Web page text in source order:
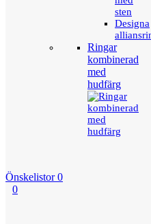
sten
Designa
Ringar
kombinerad
med
hudfärg
Önskelistor 0
0